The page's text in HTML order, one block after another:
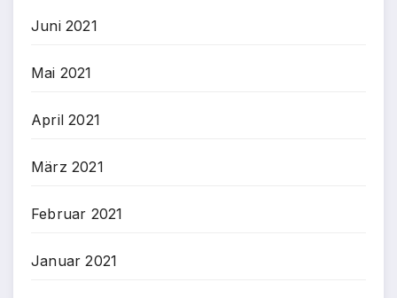
Juni 2021
Mai 2021
April 2021
März 2021
Februar 2021
Januar 2021